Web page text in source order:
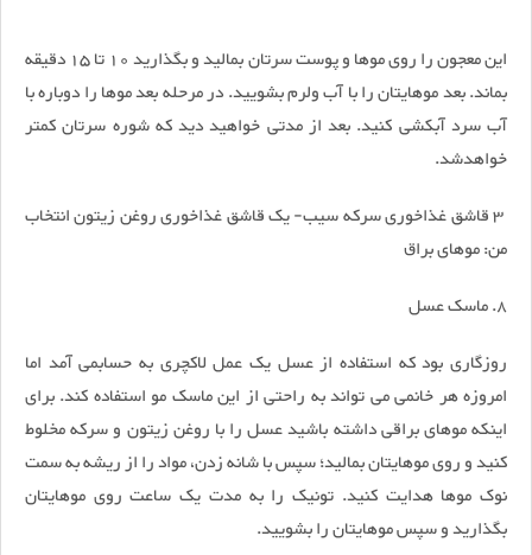
این معجون را روی موها و پوست سرتان بمالید و بگذارید 10 تا 15 دقیقه
بماند. بعد موهایتان را با آب ولرم بشویید. در مرحله بعد موها را دوباره با
آب سرد آبکشی کنید. بعد از مدتی خواهید دید که شوره سرتان کمتر
خواهدشد.
3 قاشق غذاخوری سرکه سیب- یک قاشق غذاخوری روغن زیتون انتخاب
من: موهای براق
8. ماسک عسل
روزگاری بود که استفاده از عسل یک عمل لاکچری به حسابمی آمد اما
امروزه هر خانمی می تواند به راحتی از این ماسک مو استفاده کند. برای
اینکه موهای براقی داشته باشید عسل را با روغن زیتون و سرکه مخلوط
کنید و روی موهایتان بمالید؛ سپس با شانه زدن، مواد را از ریشه به سمت
نوک موها هدایت کنید. تونیک را به مدت یک ساعت روی موهایتان
بگذارید و سپس موهایتان را بشویید.